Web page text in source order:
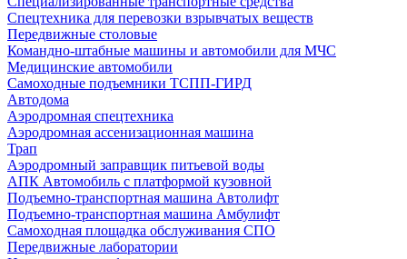
Спецтехника для перевозки взрывчатых веществ
Передвижные столовые
Командно-штабные машины и автомобили для МЧС
Медицинские автомобили
Самоходные подъемники ТСПП-ГИРД
Автодома
Аэродромная спецтехника
Аэродромная ассенизационная машина
Трап
Аэродромный заправщик питьевой воды
АПК Автомобиль с платформой кузовной
Подъемно-транспортная машина Автолифт
Подъемно-транспортная машина Амбулифт
Самоходная площадка обслуживания СПО
Передвижные лаборатории